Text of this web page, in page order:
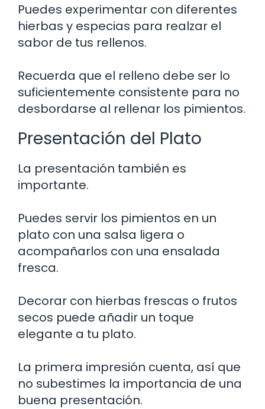
Puedes experimentar con diferentes
hierbas y especias para realzar el
sabor de tus rellenos.
Recuerda que el relleno debe ser lo
suficientemente consistente para no
desbordarse al rellenar los pimientos.
Presentación del Plato
La presentación también es
importante.
Puedes servir los pimientos en un
plato con una salsa ligera o
acompañarlos con una ensalada
fresca.
Decorar con hierbas frescas o frutos
secos puede añadir un toque
elegante a tu plato.
La primera impresión cuenta, así que
no subestimes la importancia de una
buena presentación.